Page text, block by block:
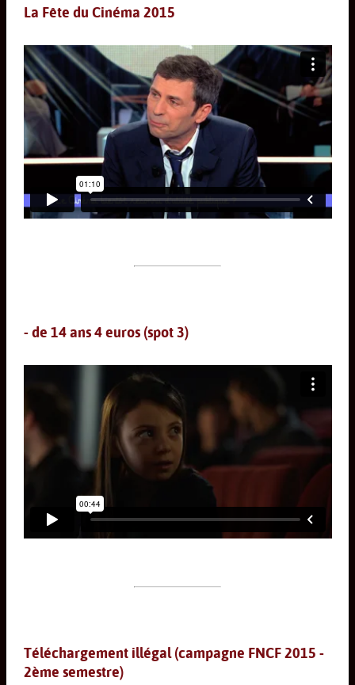
La Fête du Cinéma 2015
- de 14 ans 4 euros (spot 3)
Téléchargement illégal (campagne FNCF 2015 -
2ème semestre)